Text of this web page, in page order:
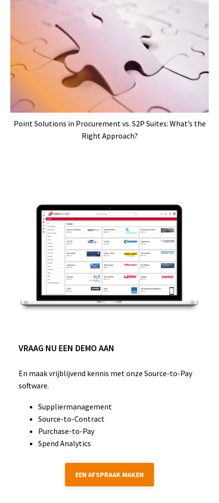
Point Solutions in Procurement vs. S2P Suites: What’s the
Right Approach?
VRAAG NU EEN DEMO AAN
En maak vrijblijvend kennis met onze Source-to-Pay
software.
Suppliermanagement
Source-to-Contract
Purchase-to-Pay
Spend Analytics
EEN AFSPRAAK MAKEN